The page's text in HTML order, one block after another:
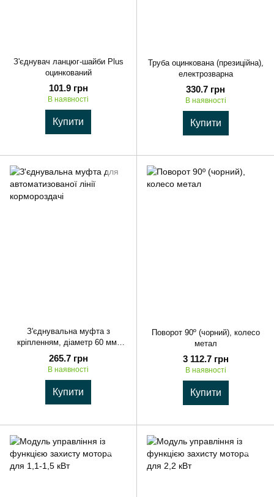
З'єднувач ланцюг-шайби Plus
оцинкований
101.9 грн
В наявності
Купити
Труба оцинкована (презиційна),
електрозварна
330.7 грн
В наявності
Купити
З'єднувальна муфта з
кріпленням, діаметр 60 мм,
довж. 200 мм
265.7 грн
В наявності
Купити
Поворот 90º (чорний), колесо
метал
3 112.7 грн
В наявності
Купити